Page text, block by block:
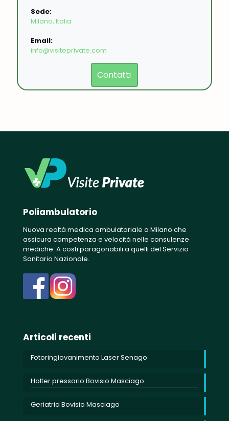
Sede:
Milano, Italia
Email:
info@visiteprivate.com
Contatti
Poliambulatorio
Nuova realtà medica ambulatoriale a Milano che
assicura competenza e velocità nelle consulenze
mediche. A costi paragonabili a quelli del Servizio
Sanitario Nazionale.
Articoli recenti
Fotoringiovanimento Laser Senago
Holter pressorio Bovisio Masciago
Geriatria Bovisio Masciago